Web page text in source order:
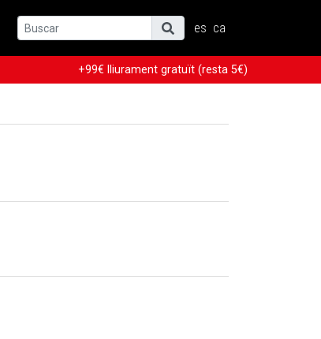
es ca
+99€ lliurament gratuït (resta 5€)